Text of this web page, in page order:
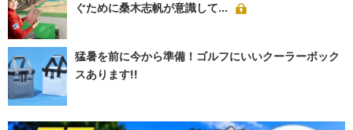
ぐために桑木志帆が意識して...
猛暑を前に今から準備！ゴルフにいいクーラーボック
スあります!!